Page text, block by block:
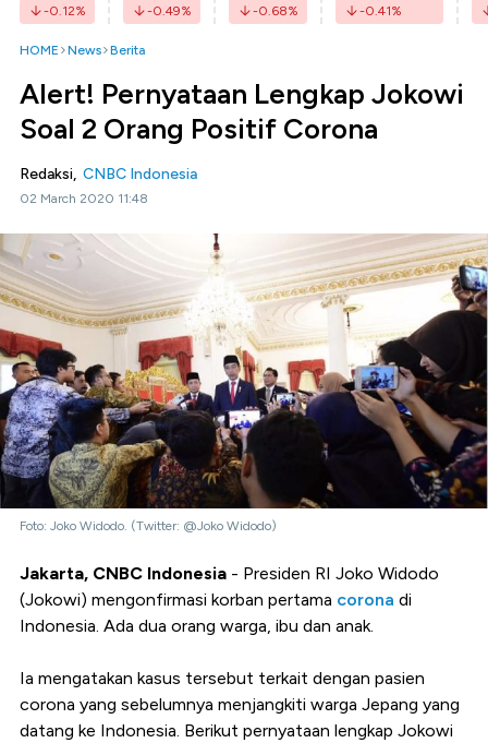
-0.12% -0.49% -0.68% -0.41%
HOME News Berita
Alert! Pernyataan Lengkap Jokowi
Soal 2 Orang Positif Corona
Redaksi, CNBC Indonesia
02 March 2020 11:48
Foto: Joko Widodo. (Twitter: @Joko Widodo)
Jakarta, CNBC Indonesia - Presiden RI Joko Widodo
(Jokowi) mengonfirmasi korban pertama corona di
Indonesia. Ada dua orang warga, ibu dan anak.
Ia mengatakan kasus tersebut terkait dengan pasien
corona yang sebelumnya menjangkiti warga Jepang yang
datang ke Indonesia. Berikut pernyataan lengkap Jokowi